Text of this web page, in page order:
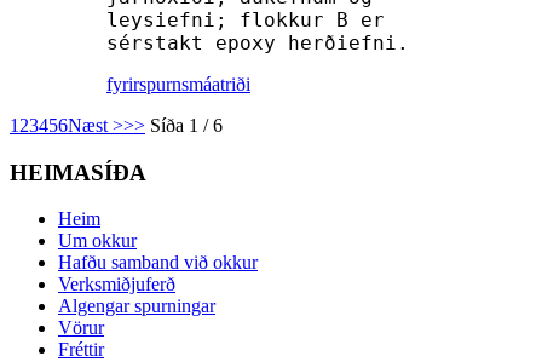
leysiefni; flokkur B er
sérstakt epoxy herðiefni.
fyrirspurnsmáatriði
1 23456Næst >>> Síða 1 / 6
HEIMASÍÐA
Heim
Um okkur
Hafðu samband við okkur
Verksmiðjuferð
Algengar spurningar
Vörur
Fréttir